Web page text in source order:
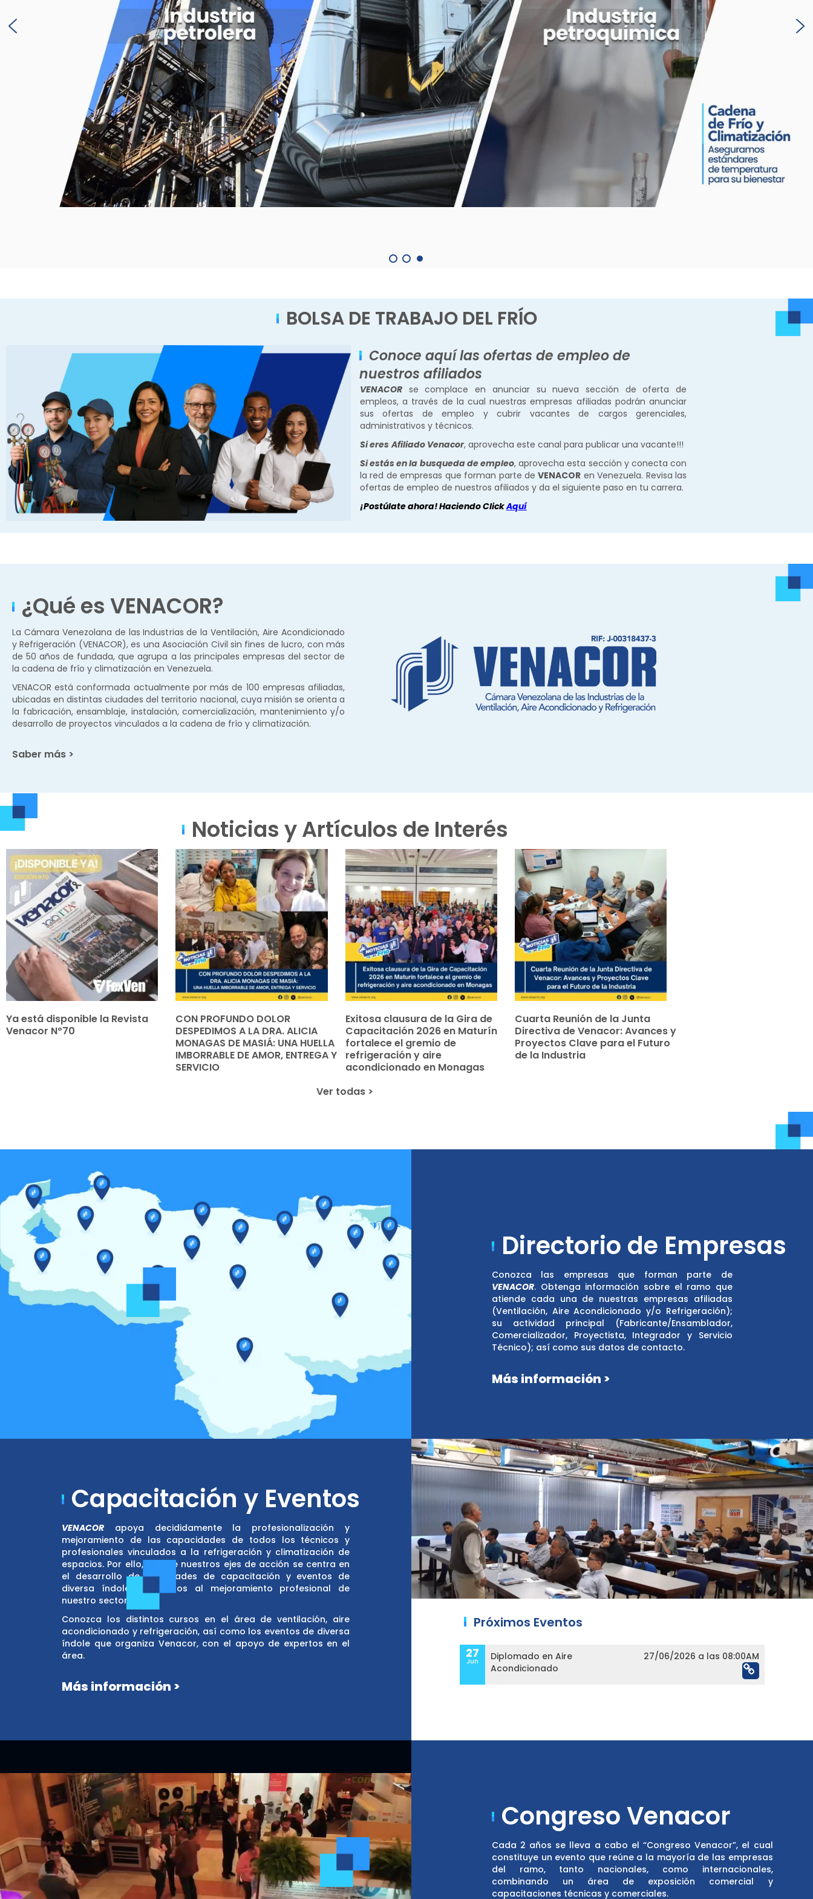
BOLSA DE TRABAJO DEL FRÍO
Conoce aquí las ofertas de empleo de
nuestros afiliados
VENACORse complace en anunciar su nueva sección de oferta de
empleos, a través de la cual nuestras empresas afiliadas podrán anunciar
sus ofertas de empleo y cubrir vacantes de cargos gerenciales,
administrativos y técnicos.
Si eres Afiliado Venacor, aprovecha este canal para publicar una vacante!!!
Si estás en la busqueda de empleo, aprovecha esta sección y conecta con
la red de empresas que forman parte deVENACOR en Venezuela. Revisa las
ofertas de empleo de nuestros afiliados y da el siguiente paso en tu carrera.
¡Postúlate ahora! Haciendo ClickAquí
¿Qué es VENACOR?
La Cámara Venezolana de las Industrias de la Ventilación, Aire Acondicionado
y Refrigeración (VENACOR), es una Asociación Civil sin fines de lucro, con más
de 50 años de fundada, que agrupa a las principales empresas del sector de
la cadena de frío y climatización en Venezuela.
VENACOR está conformada actualmente por más de 100 empresas afiliadas,
ubicadas en distintas ciudades del territorio nacional, cuya misión se orienta a
la fabricación, ensamblaje, instalación, comercialización, mantenimiento y/o
desarrollo de proyectos vinculados a la cadena de frío y climatización.
Saber más >
Noticias y Artículos de Interés
Ya está disponible la Revista
Venacor Nº70
CON PROFUNDO DOLOR
DESPEDIMOS A LA DRA. ALICIA
MONAGAS DE MASIÁ: UNA HUELLA
IMBORRABLE DE AMOR, ENTREGA Y
SERVICIO
Exitosa clausura de la Gira de
Capacitación 2026 en Maturín
fortalece el gremio de
refrigeración y aire
acondicionado en Monagas
Cuarta Reunión de la Junta
Directiva de Venacor: Avances y
Proyectos Clave para el Futuro
de la Industria
Ver todas >
Directorio de Empresas
Conozca las empresas que forman parte de
VENACOR. Obtenga información sobre el ramo que
atiende cada una de nuestras empresas afiliadas
(Ventilación, Aire Acondicionado y/o Refrigeración);
su actividad principal (Fabricante/Ensamblador,
Comercializador, Proyectista, Integrador y Servicio
Técnico); así como sus datos de contacto.
Más información >
Capacitación y Eventos
VENACOR apoya decididamente la profesionalización y
mejoramiento de las capacidades de todos los técnicos y
profesionales vinculados a la refrigeración y climatización de
espacios. Por ello, uno de nuestros ejes de acción se centra en
el desarrollo de actividades de capacitación y eventos de
diversa índole, orientados al mejoramiento profesional de
nuestro sector.
Conozca los distintos cursos en el área de ventilación, aire
acondicionado y refrigeración, así como los eventos de diversa
índole que organiza Venacor, con el apoyo de expertos en el
área.
Más información >
Próximos Eventos
27
Jun
Diplomado en Aire
Acondicionado
27/06/2026 a las 08:00AM
Congreso Venacor
Cada 2 años se lleva a cabo el “Congreso Venacor”, el cual
constituye un evento que reúne a la mayoría de las empresas
del ramo, tanto nacionales, como internacionales,
combinando un área de exposición comercial y
capacitaciones técnicas y comerciales.